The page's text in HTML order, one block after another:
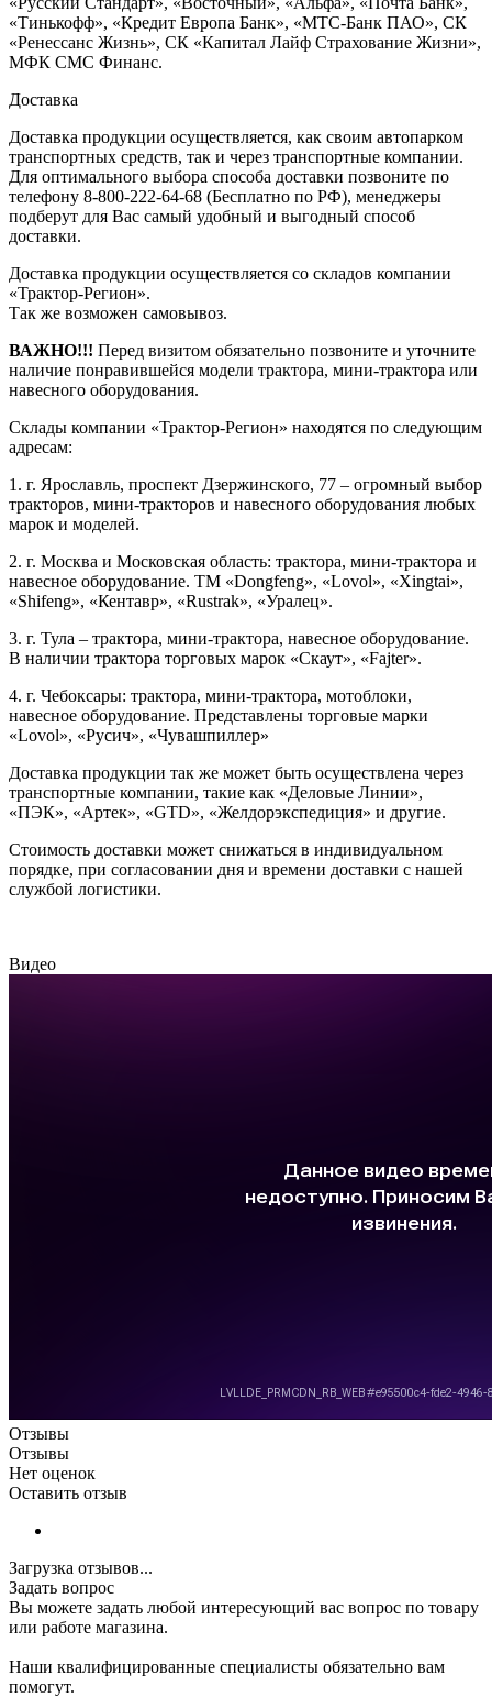
«Тинькофф», «Кредит Европа Банк», «МТС-Банк ПАО», СК
«Ренессанс Жизнь», СК «Капитал Лайф Страхование Жизни»,
МФК СМС Финанс.
Доставка
Доставка продукции осуществляется, как своим автопарком
транспортных средств, так и через транспортные компании.
Для оптимального выбора способа доставки позвоните по
телефону 8-800-222-64-68 (Бесплатно по РФ), менеджеры
подберут для Вас самый удобный и выгодный способ
доставки.
Доставка продукции осуществляется со складов компании
«Трактор-Регион».
Так же возможен самовывоз.
ВАЖНО!!! Перед визитом обязательно позвоните и уточните
наличие понравившейся модели трактора, мини-трактора или
навесного оборудования.
Склады компании «Трактор-Регион» находятся по следующим
адресам:
1. г. Ярославль, проспект Дзержинского, 77 – огромный выбор
тракторов, мини-тракторов и навесного оборудования любых
марок и моделей.
2. г. Москва и Московская область: трактора, мини-трактора и
навесное оборудование. ТМ «Dongfeng», «Lovol», «Xingtai»,
«Shifeng», «Кентавр», «Rustrak», «Уралец».
3. г. Тула – трактора, мини-трактора, навесное оборудование.
В наличии трактора торговых марок «Скаут», «Fajter».
4. г. Чебоксары: трактора, мини-трактора, мотоблоки,
навесное оборудование. Представлены торговые марки
«Lovol», «Русич», «Чувашпиллер»
Доставка продукции так же может быть осуществлена через
транспортные компании, такие как «Деловые Линии»,
«ПЭК», «Артек», «GTD», «Желдорэкспедиция» и другие.
Стоимость доставки может снижаться в индивидуальном
порядке, при согласовании дня и времени доставки с нашей
службой логистики.
Видео
Отзывы
Отзывы
Нет оценок
Оставить отзыв
Загрузка отзывов...
Задать вопрос
Вы можете задать любой интересующий вас вопрос по товару
или работе магазина.
Наши квалифицированные специалисты обязательно вам
помогут.